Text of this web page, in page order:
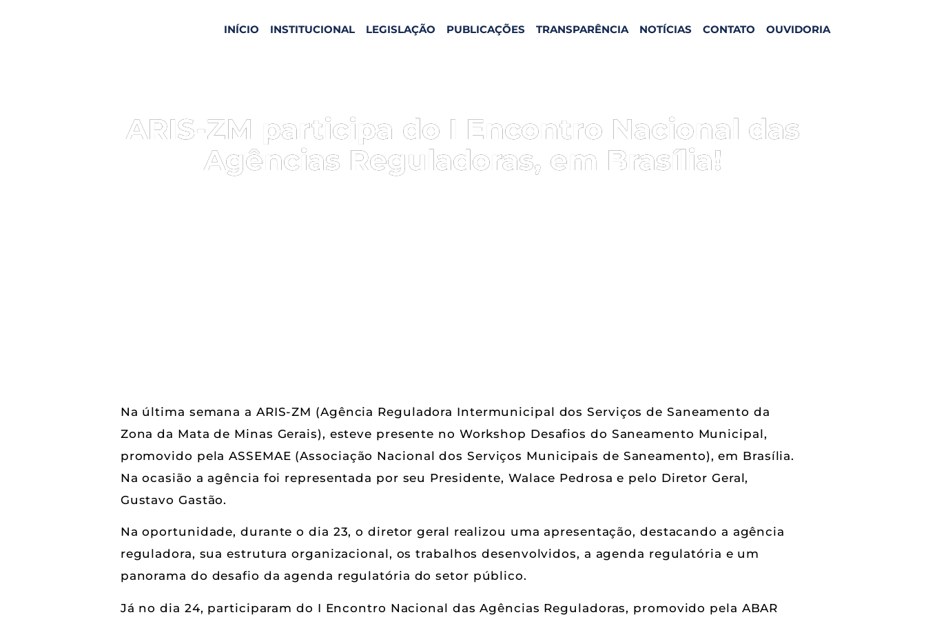
INÍCIO INSTITUCIONAL LEGISLAÇÃO PUBLICAÇÕES TRANSPARÊNCIA NOTÍCIAS CONTATO OUVIDORIA
ARIS-ZM participa do I Encontro Nacional das
Agências Reguladoras, em Brasília!
Na última semana a ARIS-ZM (Agência Reguladora Intermunicipal dos Serviços de Saneamento da
Zona da Mata de Minas Gerais), esteve presente no Workshop Desafios do Saneamento Municipal,
promovido pela ASSEMAE (Associação Nacional dos Serviços Municipais de Saneamento), em Brasília.
Na ocasião a agência foi representada por seu Presidente, Walace Pedrosa e pelo Diretor Geral,
Gustavo Gastão.
Na oportunidade, durante o dia 23, o diretor geral realizou uma apresentação, destacando a agência
reguladora, sua estrutura organizacional, os trabalhos desenvolvidos, a agenda regulatória e um
panorama do desafio da agenda regulatória do setor público.
Já no dia 24, participaram do I Encontro Nacional das Agências Reguladoras, promovido pela ABAR